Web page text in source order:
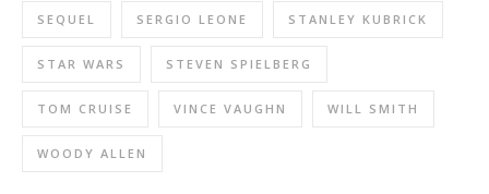
SEQUEL SERGIO LEONE STANLEY KUBRICK
STAR WARS STEVEN SPIELBERG
TOM CRUISE VINCE VAUGHN WILL SMITH
WOODY ALLEN